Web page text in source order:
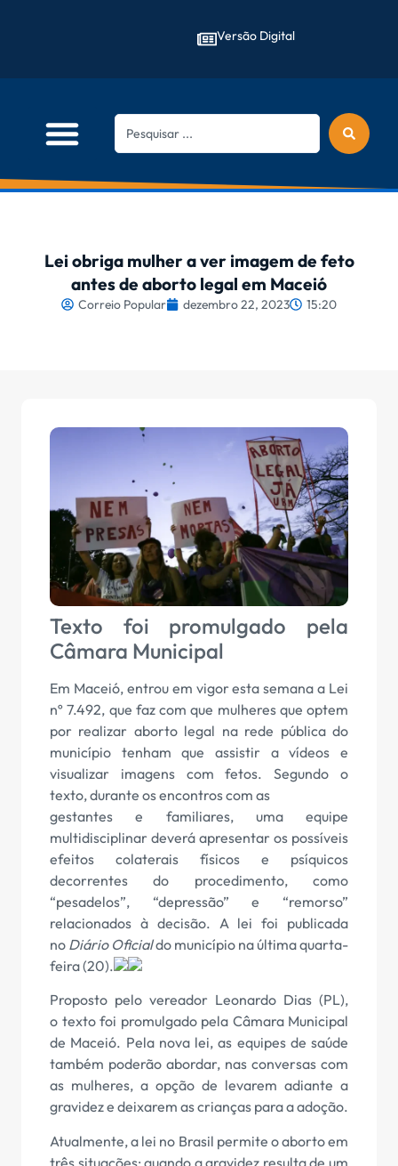
Versão Digital
Lei obriga mulher a ver imagem de feto
antes de aborto legal em Maceió
Correio Popular dezembro 22, 2023 15:20
Texto foi promulgado pela
Câmara Municipal
Em Maceió, entrou em vigor esta semana a Lei
nº 7.492, que faz com que mulheres que optem
por realizar aborto legal na rede pública do
município tenham que assistir a vídeos e
visualizar imagens com fetos. Segundo o
texto, durante os encontros com as
gestantes e familiares, uma equipe
multidisciplinar deverá apresentar os possíveis
efeitos colaterais físicos e psíquicos
decorrentes do procedimento, como
“pesadelos”, “depressão” e “remorso”
relacionados à decisão. A lei foi publicada
no Diário Oficialdo município na última quarta-
feira (20).
Proposto pelo vereador Leonardo Dias (PL),
o texto foi promulgado pela Câmara Municipal
de Maceió. Pela nova lei, as equipes de saúde
também poderão abordar, nas conversas com
as mulheres, a opção de levarem adiante a
gravidez e deixarem as crianças para a adoção.
Atualmente, a lei no Brasil permite o aborto em
três situações: quando a gravidez resulta de um